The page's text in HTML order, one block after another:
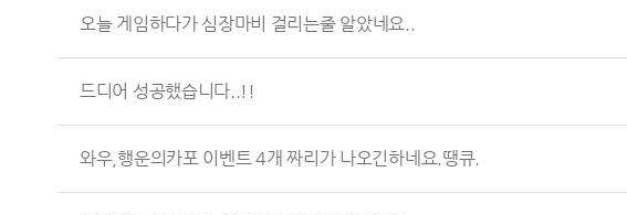
오늘 게임하다가 심장마비 걸리는줄 알았네요..
드디어 성공했습니다..!!
와우,행운의카포 이벤트 4개 짜리가 나오긴하네요.땡큐.